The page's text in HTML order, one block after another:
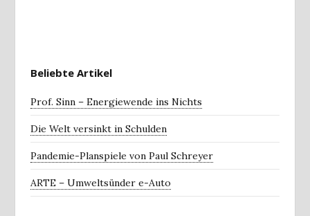
Beliebte Artikel
Prof. Sinn – Energiewende ins Nichts
Die Welt versinkt in Schulden
Pandemie-Planspiele von Paul Schreyer
ARTE – Umweltsünder e-Auto